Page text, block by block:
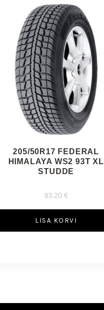
205/50R17 FEDERAL
HIMALAYA WS2 93T XL
STUDDE
83,20 €
LISA KORVI